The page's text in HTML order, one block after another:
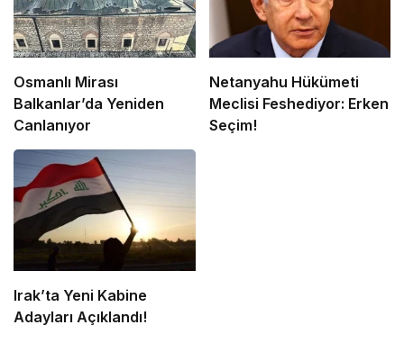
Osmanlı Mirası
Balkanlar’da Yeniden
Canlanıyor
Netanyahu Hükümeti
Meclisi Feshediyor: Erken
Seçim!
Irak’ta Yeni Kabine
Adayları Açıklandı!